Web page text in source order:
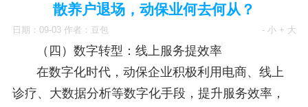
散养户退场，动保业何去何从？
日期：09-03 作者：豆包 - 小 + 大
（四）数字转型：线上服务提效率
在数字化时代，动保企业积极利用电商、线上
诊疗、大数据分析等数字化手段，提升服务效率，